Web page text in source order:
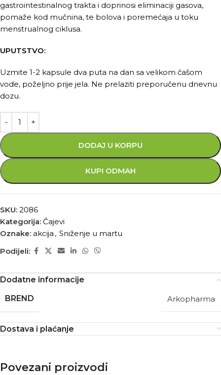
gastrointestinalnog trakta i doprinosi eliminaciji gasova,
pomaže kod mučnina, te bolova i poremećaja u toku
menstrualnog ciklusa.
UPUTSTVO:
Uzmite 1-2 kapsule dva puta na dan sa velikom čašom
vode, poželjno prije jela. Ne prelaziti preporučenu dnevnu
dozu.
DODAJ U KORPU
KUPI ODMAH
SKU: 2086
Kategorija: Čajevi
Oznake: akcija , Sniženje u martu
Podijeli:
Dodatne informacije
BREND
Arkopharma
Dostava i plaćanje
Povezani proizvodi